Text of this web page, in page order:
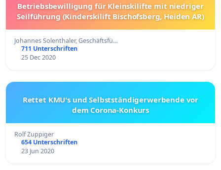
Betriebsbewilligung für Kleinskilifte mit niedriger
Seilführung (Kinderskilift Bischofsberg, Heiden AR)
Johannes Solenthaler, Geschäftsfü…
711 Unterschriften
25 Dec 2020
Rettet KMU's und Selbstständigerwerbende vor
dem Corona-Konkurs
Rolf Zuppiger
654 Unterschriften
23 Jun 2020